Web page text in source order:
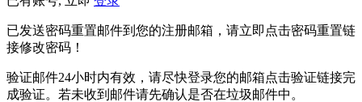
已发送密码重置邮件到您的注册邮箱，请立即点击密码重置链
接修改密码！
验证邮件24小时内有效，请尽快登录您的邮箱点击验证链接完
成验证。若未收到邮件请先确认是否在垃圾邮件中。